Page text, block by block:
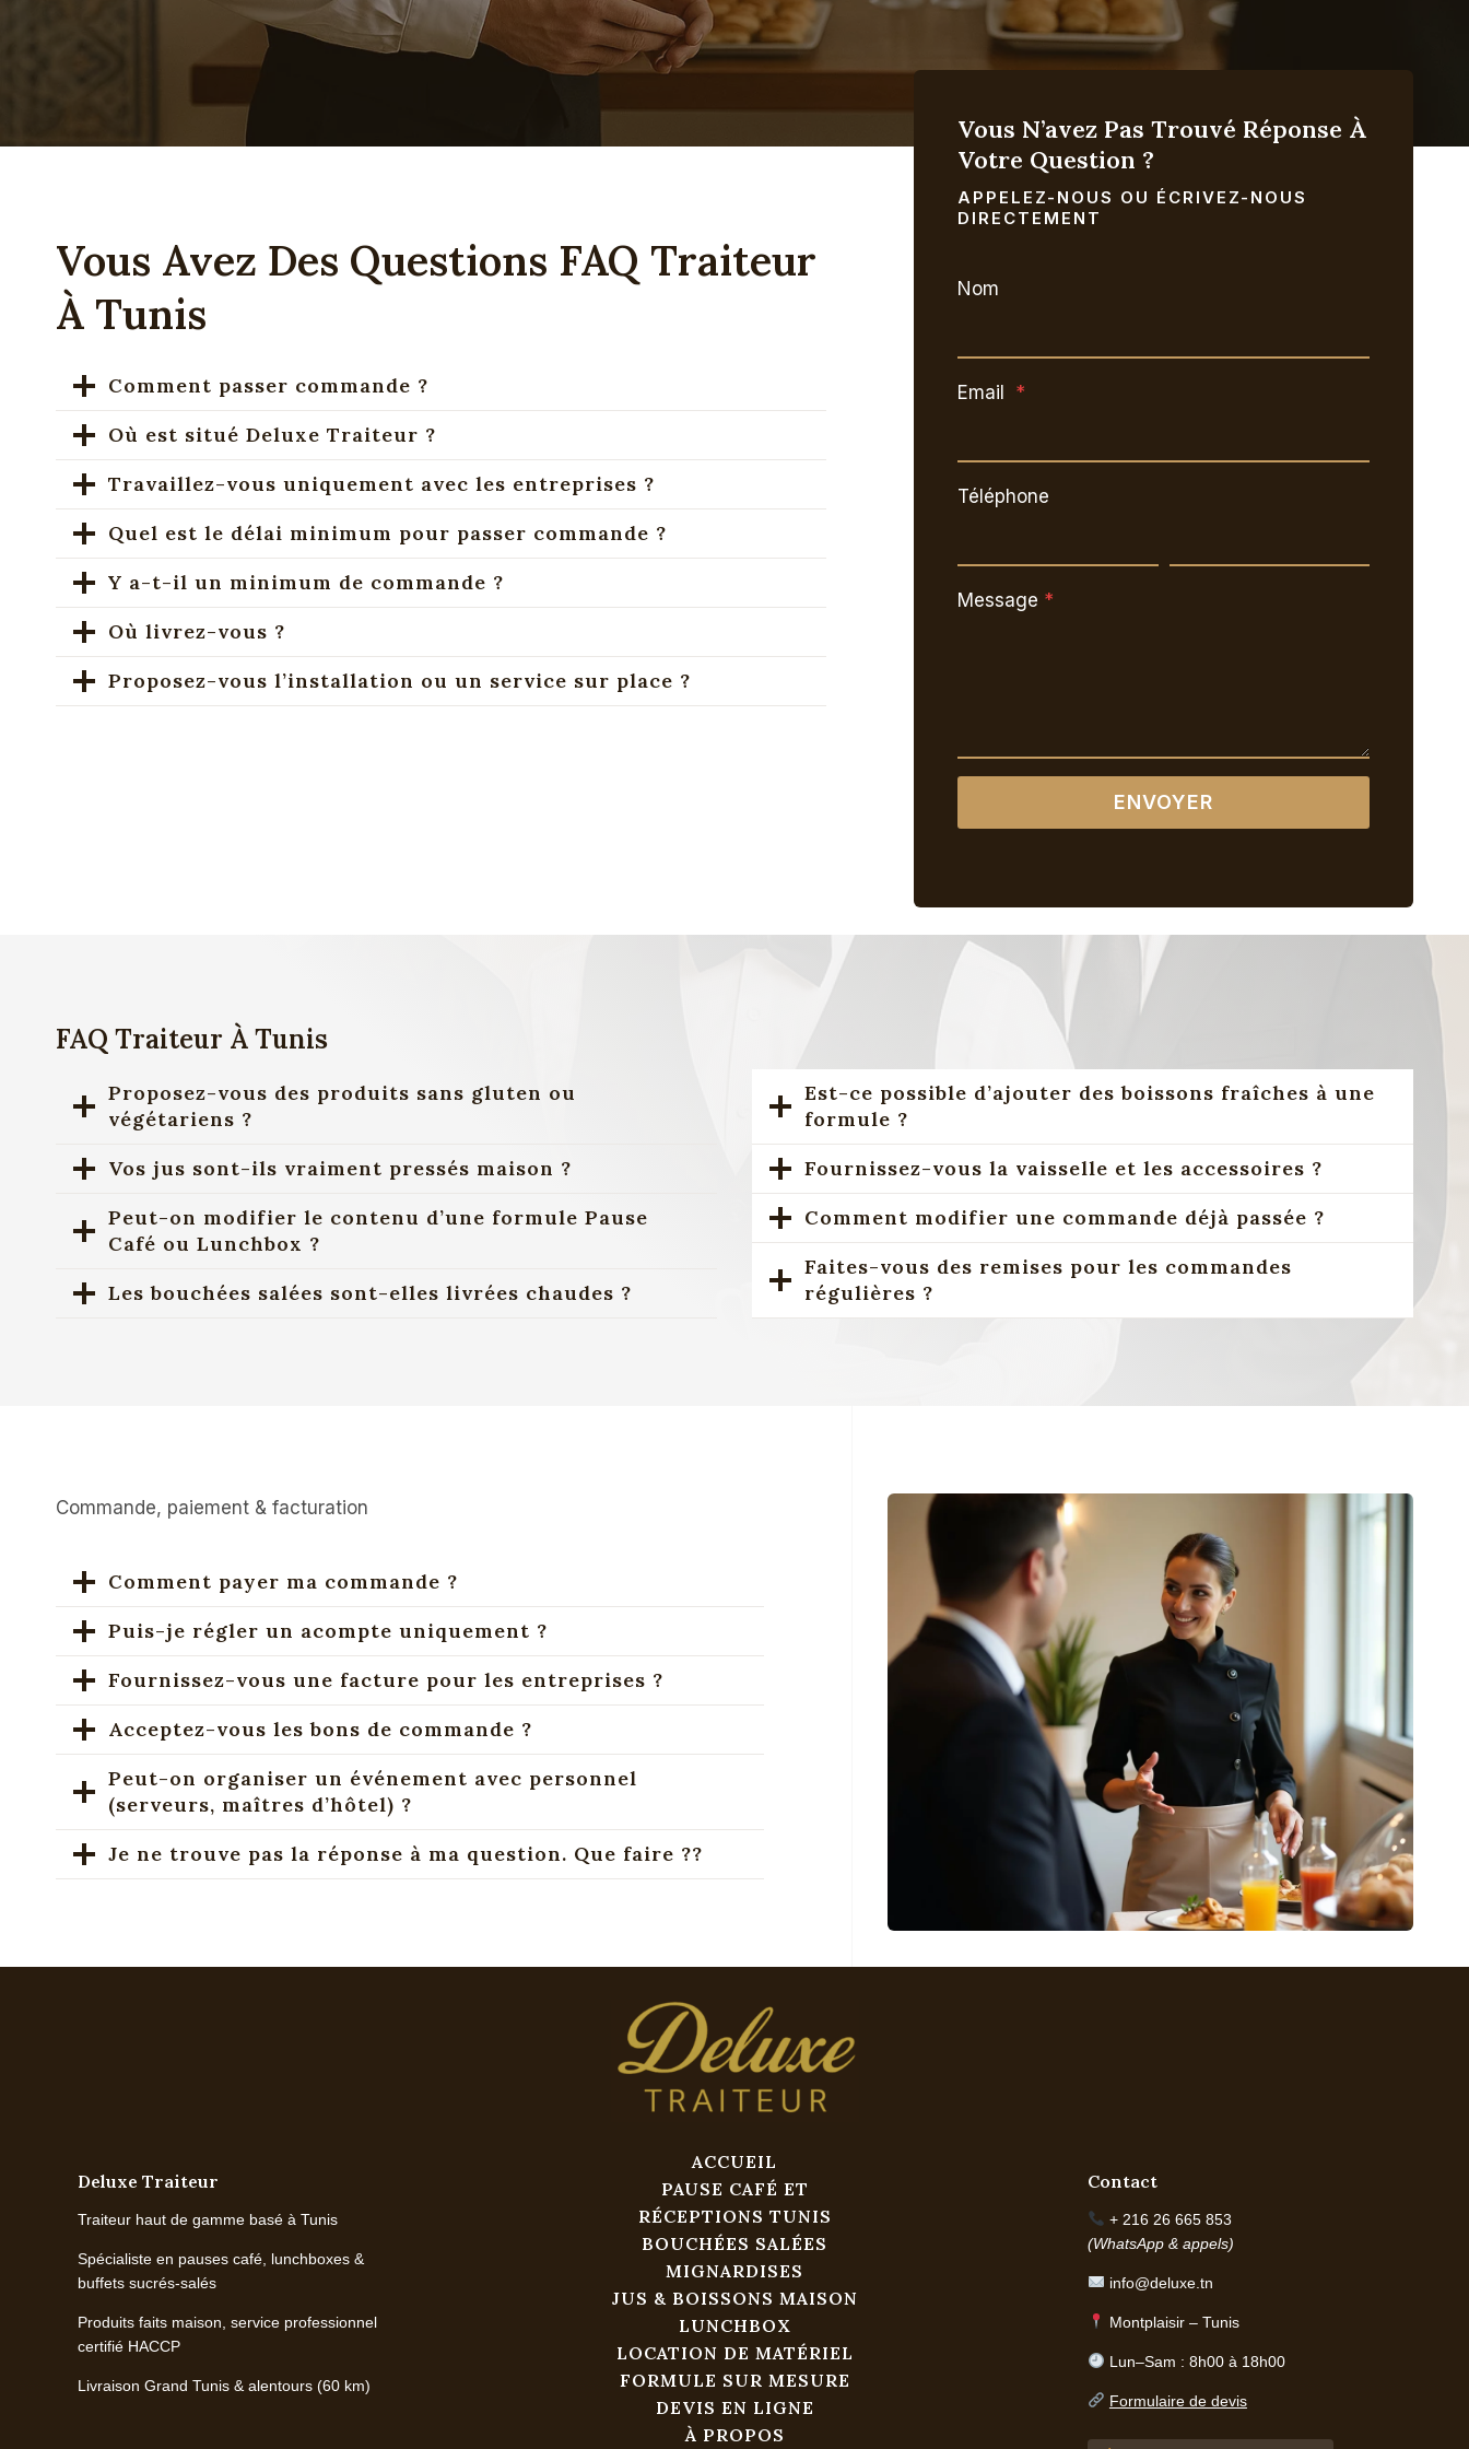
Vous Avez Des Questions FAQ Traiteur
À Tunis
Comment passer commande ?
Où est situé Deluxe Traiteur ?
Travaillez-vous uniquement avec les entreprises ?
Quel est le délai minimum pour passer commande ?
Y a-t-il un minimum de commande ?
Où livrez-vous ?
Proposez-vous l’installation ou un service sur place ?
Vous N’avez Pas Trouvé Réponse À
Votre Question ?
APPELEZ-NOUS OU ÉCRIVEZ-NOUS
DIRECTEMENT
Nom
Email *
Téléphone
Message *
ENVOYER
FAQ Traiteur À Tunis
Proposez-vous des produits sans gluten ou
végétariens ?
Vos jus sont-ils vraiment pressés maison ?
Peut-on modifier le contenu d’une formule Pause
Café ou Lunchbox ?
Les bouchées salées sont-elles livrées chaudes ?
Est-ce possible d’ajouter des boissons fraîches à une
formule ?
Fournissez-vous la vaisselle et les accessoires ?
Comment modifier une commande déjà passée ?
Faites-vous des remises pour les commandes
régulières ?
Commande, paiement & facturation
Comment payer ma commande ?
Puis-je régler un acompte uniquement ?
Fournissez-vous une facture pour les entreprises ?
Acceptez-vous les bons de commande ?
Peut-on organiser un événement avec personnel
(serveurs, maîtres d’hôtel) ?
Je ne trouve pas la réponse à ma question. Que faire ??
Deluxe Traiteur
Traiteur haut de gamme basé à Tunis
Spécialiste en pauses café, lunchboxes &
buffets sucrés-salés
Produits faits maison, service professionnel
certifié HACCP
Livraison Grand Tunis & alentours (60 km)
ACCUEIL
PAUSE CAFÉ ET
RÉCEPTIONS TUNIS
BOUCHÉES SALÉES
MIGNARDISES
JUS & BOISSONS MAISON
LUNCHBOX
LOCATION DE MATÉRIEL
FORMULE SUR MESURE
DEVIS EN LIGNE
À PROPOS
Contact
+ 216 26 665 853
(WhatsApp & appels)
info@deluxe.tn
Montplaisir – Tunis
Lun–Sam : 8h00 à 18h00
Formulaire de devis